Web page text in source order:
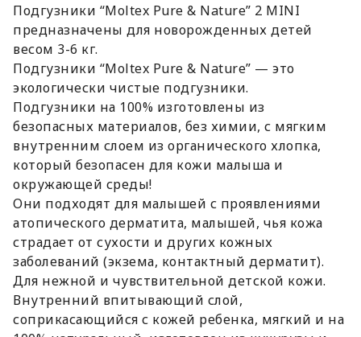
Подгузники “Moltex Pure & Nature” 2 MINI
предназначены для новорожденных детей
весом 3-6 кг.
Подгузники “Moltex Pure & Nature” — это
экологически чистые подгузники.
Подгузники на 100% изготовлены из
безопасных материалов, без химии, с мягким
внутренним слоем из органического хлопка,
который безопасен для кожи малыша и
окружающей среды!
Они подходят для малышей с проявлениями
атопического дерматита, малышей, чья кожа
страдает от сухости и других кожных
заболеваний (экзема, контактный дерматит).
Для нежной и чувствительной детской кожи.
Внутренний впитывающий слой,
соприкасающийся с кожей ребенка, мягкий и на